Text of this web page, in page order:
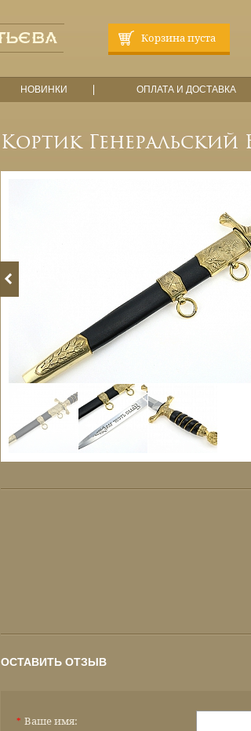
Корзина пуста
НОВИНКИ ОПЛАТА И ДОСТАВКА
Кортик Генеральский
ОСТАВИТЬ ОТЗЫВ
Ваше имя:
*